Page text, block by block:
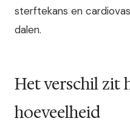
sterftekans en
dalen.
Het verschil zit
hoeveelheid